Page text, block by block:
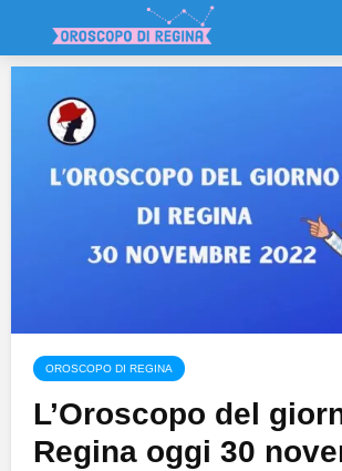
OROSCOPO DI REGINA
L’Oroscopo del
Regina oggi 30